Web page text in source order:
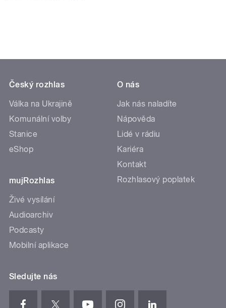
Český rozhlas
Válka na Ukrajině
Komunální volby
Stanice
eShop
mujRozhlas
Živé vysílání
Audioarchiv
Podcasty
Mobilní aplikace
O nás
Jak nás naladíte
Nápověda
Lidé v rádiu
Kariéra
Kontakt
Rozhlasový poplatek
Sledujte nás